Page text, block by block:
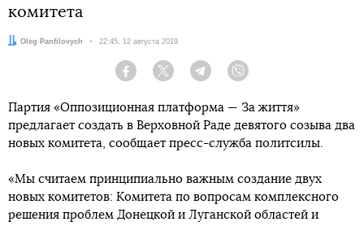
комитета
Автор:
Oleg Panfilovych Дата:
22:45, 12 августа 2019
Facebook Twitter Telegram
Партия «Оппозиционная платформа — За життя»
предлагает создать в Верховной Раде девятого созыва два
новых комитета, сообщает пресс-служба политсилы.
«Мы считаем принципиально важным создание двух
новых комитетов: Комитета по вопросам комплексного
решения проблем Донецкой и Луганской областей и